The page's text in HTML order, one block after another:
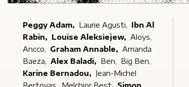
Peggy Adam, Laurie Agusti, Ibn Al
Rabin,
Louise Aleksiejew, Aloys,
Ancco, Graham Annable, Amanda
Baeza, Alex Baladi, Ben, Big Ben,
Karine Bernadou, Jean-Michel
Bertoyas, Melchior Best, Simon